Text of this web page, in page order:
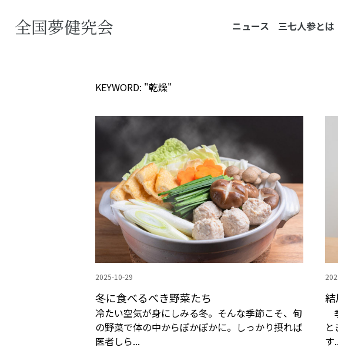
全国夢健究会 ニュース 三七人参とは
KEYWORD: "乾燥"
2025-10-29
冬に食べるべき野菜たち
冷たい空気が身にしみる冬。そんな季節こそ、旬
の野菜で体の中からぽかぽかに。しっかり摂れば
医者しら...
す